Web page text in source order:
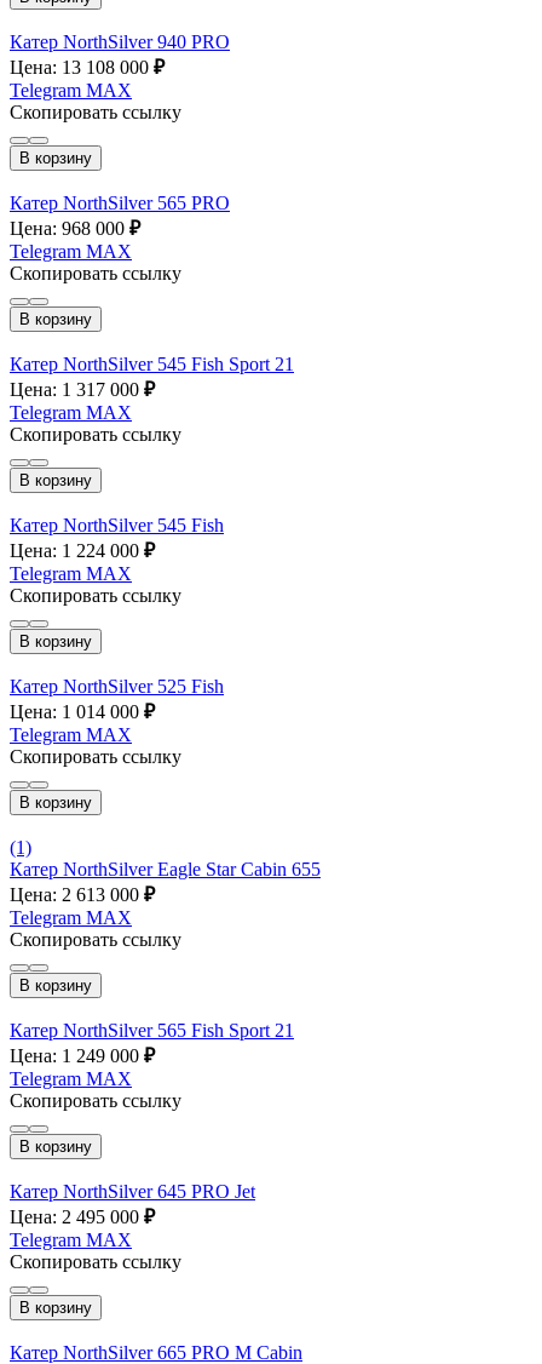
Катер NorthSilver 940 PRO
Цена: 13 108 000 ₽
Telegram MAX
Скопировать ссылку
В корзину
Катер NorthSilver 565 PRO
Цена: 968 000 ₽
Telegram MAX
Скопировать ссылку
В корзину
Катер NorthSilver 545 Fish Sport 21
Цена: 1 317 000 ₽
Telegram MAX
Скопировать ссылку
В корзину
Катер NorthSilver 545 Fish
Цена: 1 224 000 ₽
Telegram MAX
Скопировать ссылку
В корзину
Катер NorthSilver 525 Fish
Цена: 1 014 000 ₽
Telegram MAX
Скопировать ссылку
В корзину
(1)
Катер NorthSilver Eagle Star Cabin 655
Цена: 2 613 000 ₽
Telegram MAX
Скопировать ссылку
В корзину
Катер NorthSilver 565 Fish Sport 21
Цена: 1 249 000 ₽
Telegram MAX
Скопировать ссылку
В корзину
Катер NorthSilver 645 PRO Jet
Цена: 2 495 000 ₽
Telegram MAX
Скопировать ссылку
В корзину
Катер NorthSilver 665 PRO M Cabin